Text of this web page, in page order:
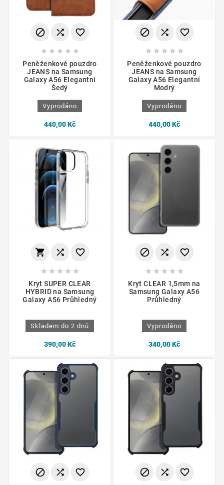
  
    
Peněženkové pouzdro
JEANS na Samsung
Galaxy A56 Elegantní
Šedý
Vyprodáno
440,00 Kč
  
    
Peněženkové pouzdro
JEANS na Samsung
Galaxy A56 Elegantní
Modrý
Vyprodáno
440,00 Kč
  
    
Kryt SUPER CLEAR
HYBRID na Samsung
Galaxy A56 Průhledný
Skladem do 2 dnů
390,00 Kč
  
    
Kryt CLEAR 1,5mm na
Samsung Galaxy A56
Průhledný
Vyprodáno
340,00 Kč
     